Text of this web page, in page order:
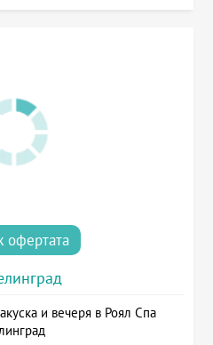
офертата
и вечеря в Роял Спа